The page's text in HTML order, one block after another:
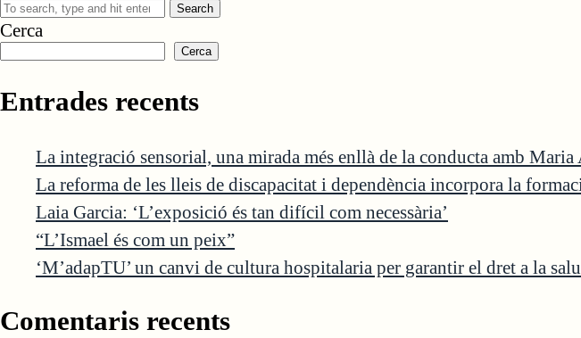
Search
Cerca
Cerca
Entrades recents
La integració sensorial, una mirada més enllà de la conducta amb
La reforma de les lleis de discapacitat i dependència incorpora la
Laia Garcia: ‘L’exposició és tan difícil com necessària’
“L’Ismael és com un peix”
‘M’adapTU’ un canvi de cultura hospitalaria per garantir el dret a la
Comentaris recents